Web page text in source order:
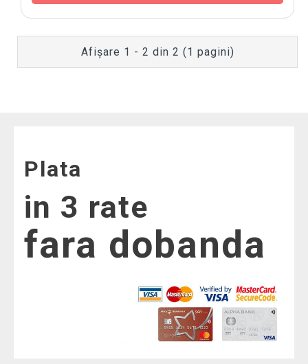
Afişare 1 - 2 din 2 (1 pagini)
Plata
in 3 rate
fara dobanda